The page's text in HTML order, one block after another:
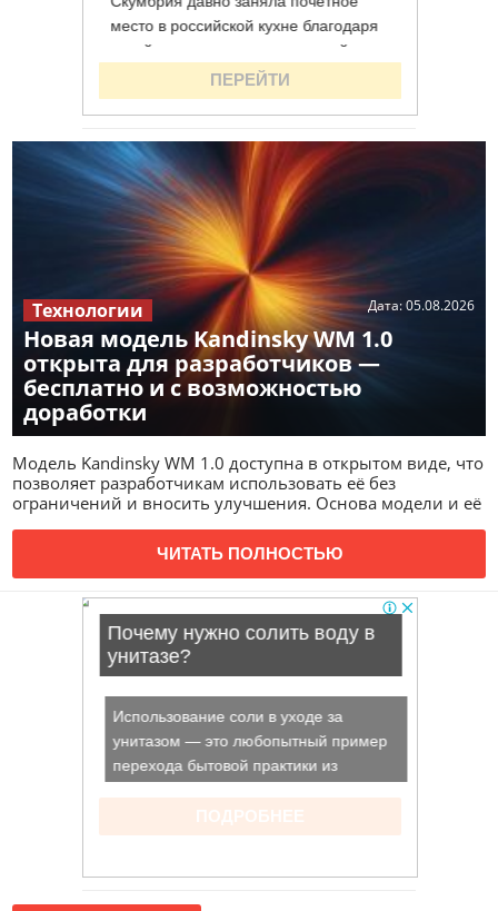
Новая модель Kandinsky WM 1.0
открыта для разработчиков —
бесплатно и с возможностью
доработки
Дата:05.08.2026
Технологии
Модель Kandinsky WM 1.0 доступна в открытом виде, что
позволяет разработчикам использовать её без
ограничений и вносить улучшения. Основа модели и её
ЧИТАТЬ ПОЛНОСТЬЮ